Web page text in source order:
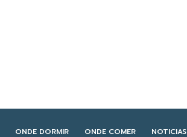
ONDE DORMIR ONDE COMER NOTICIAS